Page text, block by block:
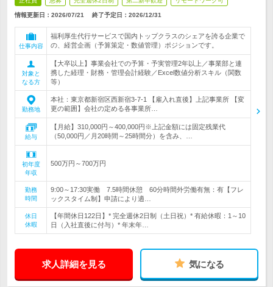
情報更新日：2026/07/21 終了予定日： 2026/12/31
仕事内容
福利厚生代行サービスで国内トップクラスのシェアを誇る企業で
の、経営企画（予算策定・数値管理）ポジションです。
対象と
なる方
【大卒以上】事業会社での予算・予実管理2年以上／事業部と連
携した経理・財務・管理会計経験／Excel数値分析スキル（関数
等）
勤務地
本社：東京都新宿区西新宿3-7-1 【雇入れ直後】上記事業所 【変
更の範囲】会社の定める各事業所…
給与
【月給】310,000円～400,000円※上記金額には固定残業代
（50,000円／月20時間～25時間分）を含み、…
初年度
年収
500万円～700万円
勤務
時間
9:00～17:30実働 7.5時間休憩 60分時間外労働有無：有【フレ
ックスタイム制】申請により適…
休日
休暇
【年間休日122日】* 完全週休2日制（土日祝）* 有給休暇：1～10
日（入社直後に付与）* 年末年…
求人詳細を見る 気になる